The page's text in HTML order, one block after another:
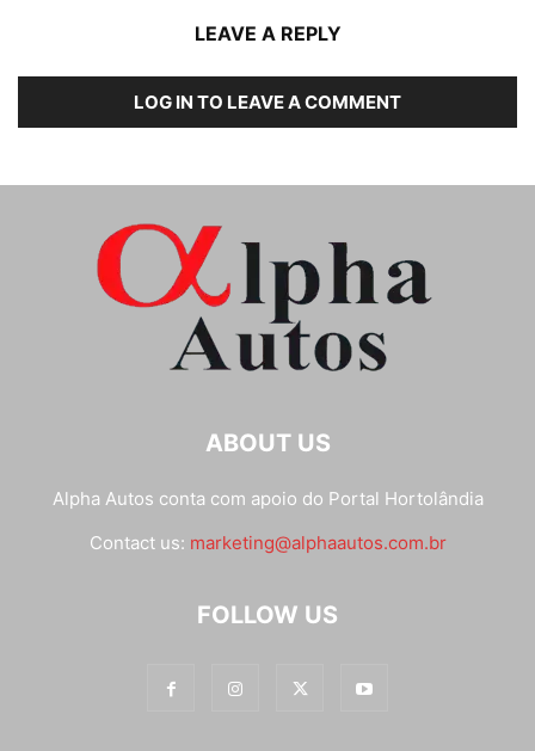
LEAVE A REPLY
LOG IN TO LEAVE A COMMENT
ABOUT US
Alpha Autos conta com apoio do Portal Hortolândia
Contact us: marketing@alphaautos.com.br
FOLLOW US